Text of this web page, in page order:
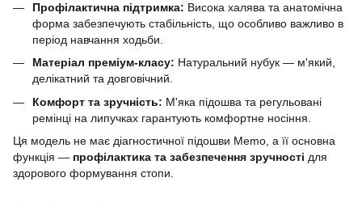
Профілактична підтримка: Висока халява та анатомічна
форма забезпечують стабільність, що особливо важливо в
період навчання ходьби.
Матеріал преміум-класу: Натуральний нубук — м'який,
делікатний та довговічний.
Комфорт та зручність: М'яка підошва та регульовані
ремінці на липучках гарантують комфортне носіння.
Ця модель не має діагностичної підошви Memo, а її основна
функція — профілактика та забезпечення зручності для
здорового формування стопи.